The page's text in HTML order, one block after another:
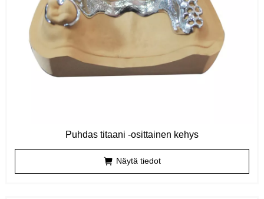
Puhdas titaani -osittainen kehys
Näytä tiedot